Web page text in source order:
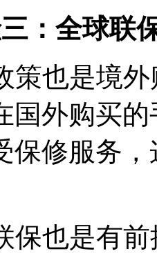
：全球联
也是境外
国外购买
保修服务
也是有前